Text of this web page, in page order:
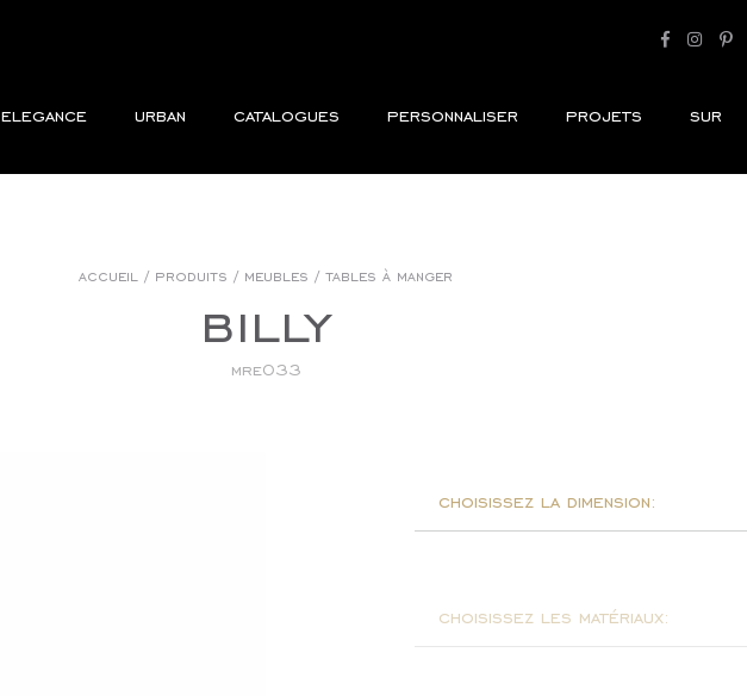
elegance urban catalogues personnaliser projets sur
accueil / produits / meubles / tables à manger
billy
mre033
choisissez la dimension:
choisissez les matériaux: